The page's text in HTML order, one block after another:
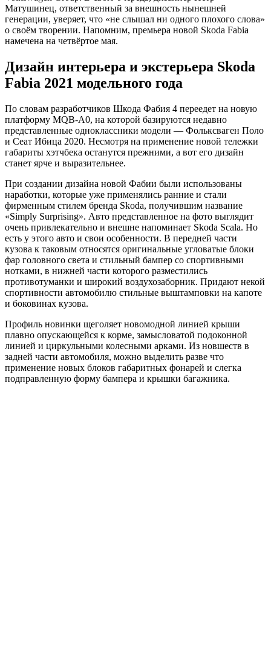
Матушинец, ответственный за внешность нынешней
генерации, уверяет, что «не слышал ни одного плохого слова»
о своём творении. Напомним, премьера новой Skoda Fabia
намечена на четвёртое мая.
Дизайн интерьера и экстерьера Skoda
Fabia 2021 модельного года
По словам разработчиков Шкода Фабия 4 переедет на новую
платформу MQB-A0, на которой базируются недавно
представленные одноклассники модели — Фольксваген Поло
и Сеат Ибица 2020. Несмотря на применение новой тележки
габариты хэтчбека останутся прежними, а вот его дизайн
станет ярче и выразительнее.
При создании дизайна новой Фабии были использованы
наработки, которые уже применялись ранние и стали
фирменным стилем бренда Skoda, получившим название
«Simply Surprising». Авто представленное на фото выглядит
очень привлекательно и внешне напоминает Skoda Scala. Но
есть у этого авто и свои особенности. В передней части
кузова к таковым относятся оригинальные угловатые блоки
фар головного света и стильный бампер со спортивными
нотками, в нижней части которого разместились
противотуманки и широкий воздухозаборник. Придают некой
спортивности автомобилю стильные выштамповки на капоте
и боковинах кузова.
Профиль новинки щеголяет новомодной линией крыши
плавно опускающейся к корме, замысловатой подоконной
линией и циркульными колесными арками. Из новшеств в
задней части автомобиля, можно выделить разве что
применение новых блоков габаритных фонарей и слегка
подправленную форму бампера и крышки багажника.